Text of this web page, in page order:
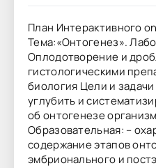
План Интерактивного
Тема:«Онтогенез».
Оплодотворение и
гистологическими
биология Цели и
углубить и
об онтогенезе
Образовательная: –
содержание этапов
эмбрионального и